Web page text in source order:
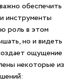
обеспечить
инструменты
роль в этом
‌но и видеть
ощущение
некоторые⁢ из